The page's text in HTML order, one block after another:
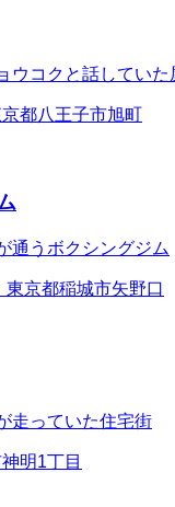
ウコクと話していた
都八王子市旭町
通うボクシングジム
京都稲城市矢野口
走っていた住宅街
明1丁目